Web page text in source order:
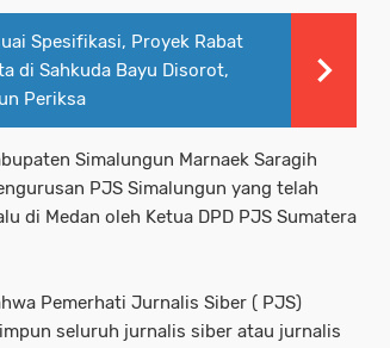
Spesifikasi, Proyek Rabat
di Sahkuda Bayu Disorot,
Periksa
Simalungun Marnaek Saragih
PJS Simalungun yang telah
di Medan oleh Ketua DPD PJS Sumatera
Pemerhati Jurnalis Siber ( PJS)
seluruh jurnalis siber atau jurnalis